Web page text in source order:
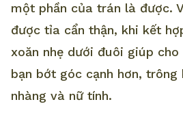
một phần của trán là được.
được tỉa cẩn thận, khi kết
xoăn nhẹ dưới đuôi giúp
bạn bớt góc cạnh hơn, trông
nhàng và nữ tính.